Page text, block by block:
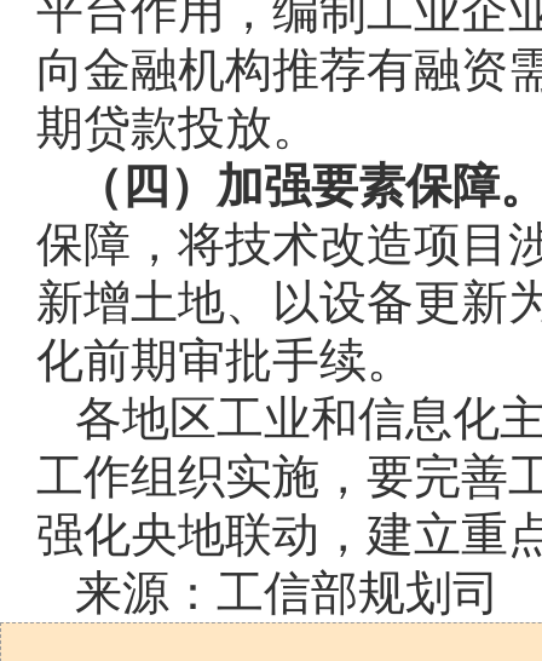
平台作用，编制工业企
向金融机构推荐有融资
期贷款投放。
（四）加强要素保障
保障，将技术改造项目
新增土地、以设备更新
化前期审批手续。
各地区工业和信息化
工作组织实施，要完善
强化央地联动，建立重
来源：工信部规划司